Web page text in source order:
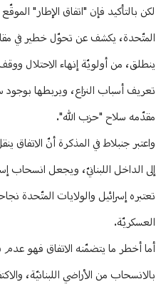
لكن بالتأكيد فإن "اتفاق الإطار"
المتّحدة، يكشف عن تحوّل خطير في مقاربة
ينطلق، من أولويّة إنهاء الاحتلال ووقف
تعريف أسباب النزاع، ويربطها
مقدّمه سلاح "حزب الله".
واعتبر جنبلاط في المذكرة أنّ الاتفاق
إلى الداخل اللبنانيّ، ويجعل انسحاب
تعتبره إسرائيل والولايات المتّحدة
العسكريّة.
أما أخطر ما يتضمّنه الاتفاق فهو
بالانسحاب من الأراضي اللبنانيّة،